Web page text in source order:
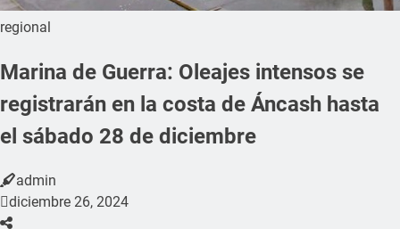
regional
Marina de Guerra: Oleajes intensos se
registrarán en la costa de Áncash hasta
el sábado 28 de diciembre
admin
diciembre 26, 2024